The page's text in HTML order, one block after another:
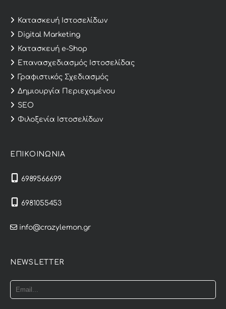
Κατασκευή Ιστοσελίδων
Digital Marketing
Κατασκευή e-Shop
Επανασχεδιασμός Ιστοσελίδας
Γραφιστικός Σχεδιασμός
Δημιουργία Περιεχομένου
SEO
Φιλοξενία Ιστοσελίδων
ΕΠΙΚΟΙΝΩΝΙΑ
6989566699
6981055453
info@crazylemon.gr
NEWSLETTER